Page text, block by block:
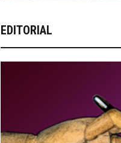
EDITORIAL